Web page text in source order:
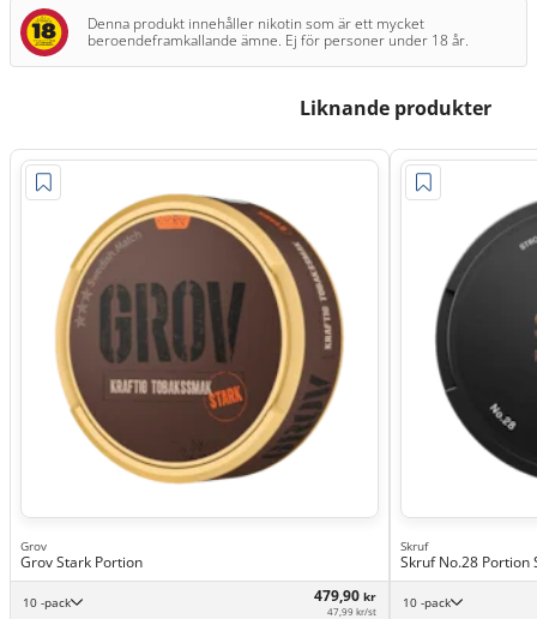
Denna produkt innehåller nikotin som är ett mycket
beroendeframkallande ämne. Ej för personer under 18 år.
Liknande produkter
Grov
Grov Stark Portion
10 -pack 479,90 kr
47,99 kr/st
Skruf
Skruf No.28 Portion
10 -pack